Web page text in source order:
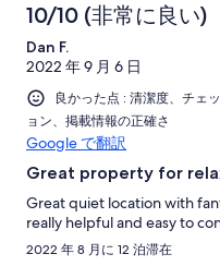
10/10 (非常に良い)
Dan F.
2022 年 9 月 6 日
良かった点 : 清潔度、チェ
ョン、掲載情報の正確さ
Google で翻訳
Great property for
Great quiet location with
really helpful and easy to
2022 年 8 月に 12 泊滞在